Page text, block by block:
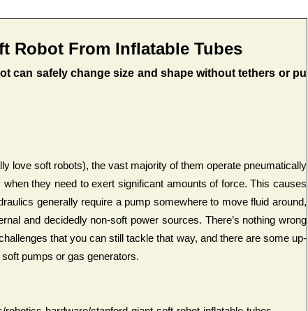
Robot From Inflatable Tubes
can safely change size and shape without tethers or pu
love soft robots), the vast majority of them operate pneumatically
they need to exert significant amounts of force. This causes
generally require a pump somewhere to move fluid around,
and decidedly non-soft power sources. There’s nothing wrong
that you can still tackle that way, and there are some up-
pumps or gas generators.